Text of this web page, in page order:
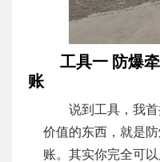
工具一 防爆
账
说到工具，我
价值的东西，就是
账。其实你完全可